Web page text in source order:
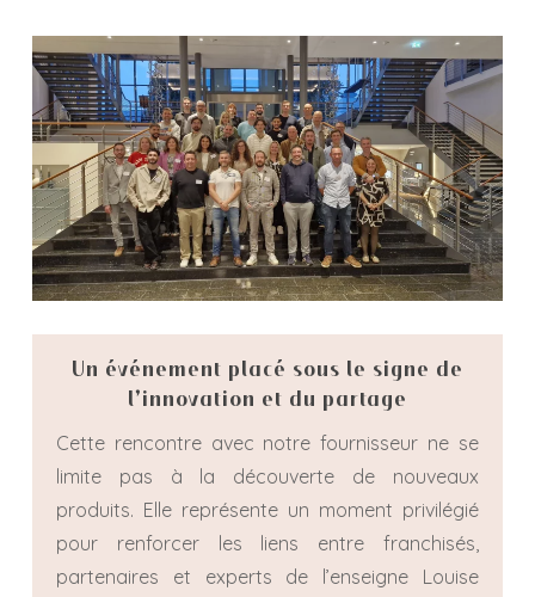
Un événement placé sous le signe de
l’innovation et du partage
Cette rencontre avec notre fournisseur ne se
limite pas à la découverte de nouveaux
produits. Elle représente un moment privilégié
pour renforcer les liens entre franchisés,
partenaires et experts de l’enseigne Louise